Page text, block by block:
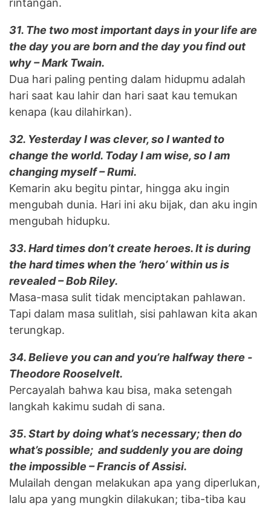
31. The two most important days in your life are
the day you are born and the day you find out
why – Mark Twain.
Dua hari paling penting dalam hidupmu adalah
hari saat kau lahir dan hari saat kau temukan
kenapa (kau dilahirkan).
32. Yesterday I was clever, so I wanted to
change the world. Today I am wise, so I am
changing myself – Rumi.
Kemarin aku begitu pintar, hingga aku ingin
mengubah dunia. Hari ini aku bijak, dan aku ingin
mengubah hidupku.
33. Hard times don’t create heroes. It is during
the hard times when the ‘hero’ within us is
revealed – Bob Riley.
Masa-masa sulit tidak menciptakan pahlawan.
Tapi dalam masa sulitlah, sisi pahlawan kita akan
terungkap.
34. Believe you can and you’re halfway there -
Theodore Rooselvelt.
Percayalah bahwa kau bisa, maka setengah
langkah kakimu sudah di sana.
35. Start by doing what’s necessary; then do
what’s possible; and suddenly you are doing
the impossible – Francis of Assisi.
Mulailah dengan melakukan apa yang diperlukan,
lalu apa yang mungkin dilakukan; tiba-tiba kau